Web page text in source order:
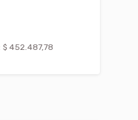
$ 452.487,78